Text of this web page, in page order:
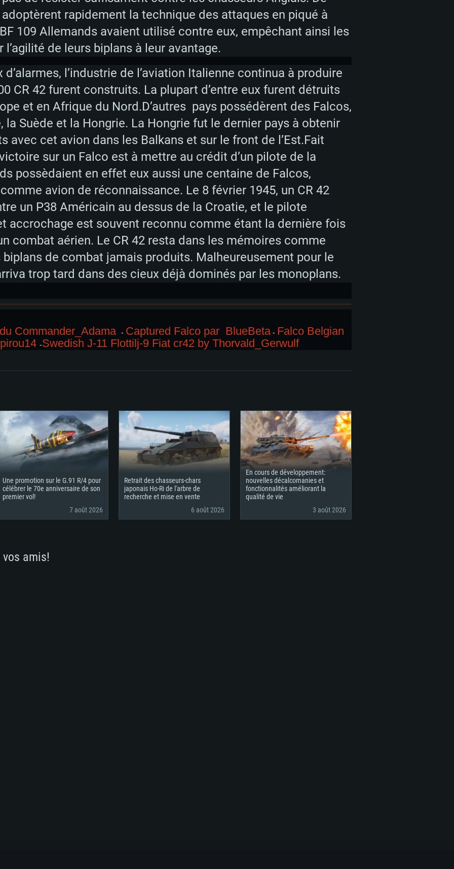
11: AMD
660. La
haut débit
Carte graphique supportant DirectX 11 ou plus et
drivers: Nvidia GeForce 1060 et plus, Radeon RX
Connection: Connexion Internet à haut débit
Disque dur: 75.9 Go (client complet)
(Mac), ou
haut débit
Mémoire: 8 GB
Carte graphique: Radeon Vega II ou plus avec
Connection: Connexion Internet à haut débit
Disque dur: 62,2 Go (client complet)
les derniers
par le jeu est
haut débit
Carte graphique: NVIDIA 1060 avec les derniers
drivers (moins de 6 mois) / de même pour AMD
moins de 6 mois et supportant Vulkan
Connection: Connexion Internet à haut débit
Disque dur: 60,2 Go (client complet)
rapidement la technique des attaques en piqué à
109 Allemands avaient utilisé contre eux, empêchant ainsi les
de leurs biplans à leur avantage.
l’industrie de l’aviation Italienne continua à produire
CR 42 furent construits. La plupart d’entre eux furent détruits
et en Afrique du Nord.D’autres pays possédèrent des Falcos,
la Suède et la Hongrie. La Hongrie fut le dernier pays à obtenir
avec cet avion dans les Balkans et sur le front de l’Est.Fait
sur un Falco est à mettre au crédit d’un pilote de la
possèdaient en effet eux aussi une centaine de Falcos,
avion de réconnaissance. Le 8 février 1945, un CR 42
un P38 Américain au dessus de la Croatie, et le pilote
accrochage est souvent reconnu comme étant la dernière fois
combat aérien. Le CR 42 resta dans les mémoires comme
biplans de combat jamais produits. Malheureusement pour le
trop tard dans des cieux déjà dominés par les monoplans.
Commander_Adama - Captured Falco par BlueBeta - Falco Belgian
-Swedish J-11 Flottilj-9 Fiat cr42 by Thorvald_Gerwulf
Une promotion sur le G.91 R/4 pour
célébrer le 70e anniversaire de son
premier vol!
7 août 2026
Retrait des chasseurs-chars
japonais Ho-Ri de l'arbre de
recherche et mise en vente
6 août 2026
En cours de développement:
nouvelles décalcomanies et
fonctionnalités améliorant la
qualité de vie
3 août 2026
amis!